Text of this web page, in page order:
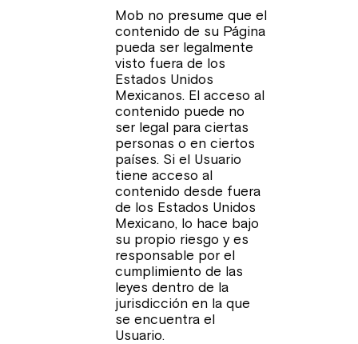
Mob no presume que el
contenido de su Página
pueda ser legalmente
visto fuera de los
Estados Unidos
Mexicanos. El acceso al
contenido puede no
ser legal para ciertas
personas o en ciertos
países. Si el Usuario
tiene acceso al
contenido desde fuera
de los Estados Unidos
Mexicano, lo hace bajo
su propio riesgo y es
responsable por el
cumplimiento de las
leyes dentro de la
jurisdicción en la que
se encuentra el
Usuario.